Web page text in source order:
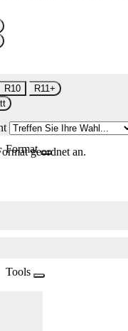
R10
R11+
Formatgeordnet an.
Tools